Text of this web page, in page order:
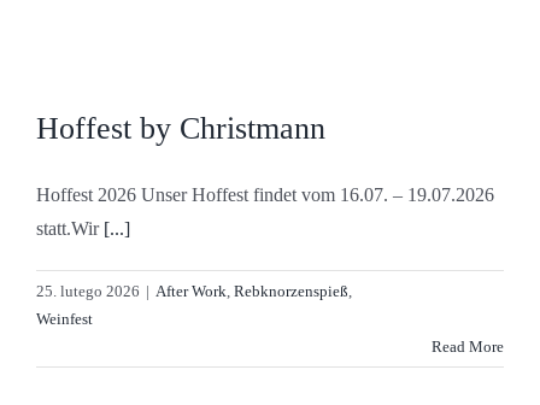
Hoffest by Christmann
Hoffest 2026 Unser Hoffest findet vom 16.07. – 19.07.2026
statt.Wir [...]
25. lutego 2026 | After Work, Rebknorzenspieß,
Weinfest
Read More